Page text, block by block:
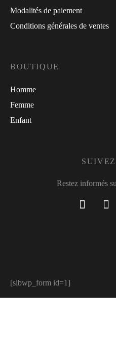
Modalités de paiement
Conditions générales de ventes
BOUTIQUE
Homme
Femme
Enfant
Restez informés
[sibwp_form id=1]